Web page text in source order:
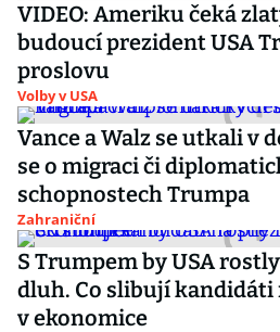
VIDEO: Ameriku čeká
budoucí prezident USA
proslovu
Volby v USA
Vance a Walz se utkali v
se o migraci či
schopnostech Trumpa
Zahraniční
S Trumpem by USA
dluh. Co slibují kandidáti
v ekonomice